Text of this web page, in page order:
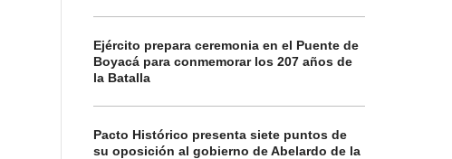
Ejército prepara ceremonia en el Puente de
Boyacá para conmemorar los 207 años de
la Batalla
Pacto Histórico presenta siete puntos de
su oposición al gobierno de Abelardo de la